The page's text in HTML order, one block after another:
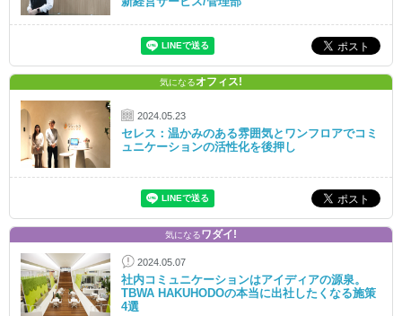
気になるオフィス!
2024.05.23
セレス：温かみのある雰囲気とワンフロアでコミ
ュニケーションの活性化を後押し
気になるワダイ!
2024.05.07
社内コミュニケーションはアイディアの源泉。
TBWA HAKUHODOの本当に出社したくなる施策
4選